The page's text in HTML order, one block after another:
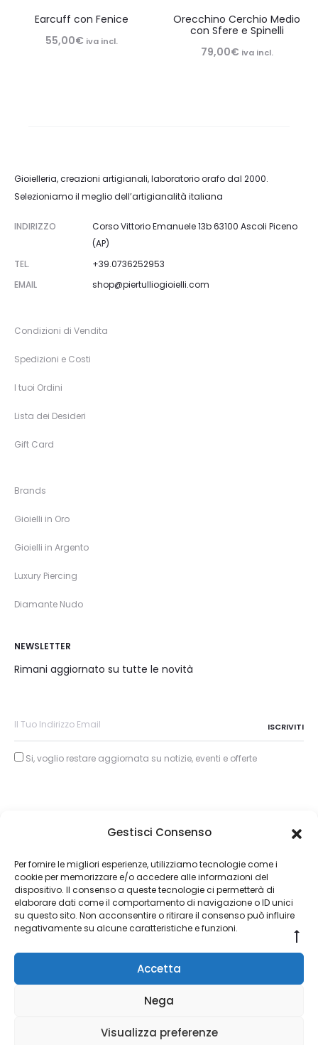
Gestisci Consenso
Per fornire le migliori esperienze, utilizziamo tecnologie come i
cookie per memorizzare e/o accedere alle informazioni del
dispositivo. Il consenso a queste tecnologie ci permetterà di
elaborare dati come il comportamento di navigazione o ID unici
su questo sito. Non acconsentire o ritirare il consenso può influire
negativamente su alcune caratteristiche e funzioni.
Accetta
Nega
Visualizza preferenze
Earcuff con Fenice
55,00€ iva incl.
Orecchino Cerchio Medio
con Sfere e Spinelli
79,00€ iva incl.
Gioielleria, creazioni artigianali, laboratorio orafo dal 2000.
Selezioniamo il meglio dell’artigianalità italiana
INDIRIZZO
Corso Vittorio Emanuele 13b 63100 Ascoli Piceno
(AP)
TEL.
+39.0736252953
EMAIL
shop@piertulliogioielli.com
Condizioni di Vendita
Spedizioni e Costi
I tuoi Ordini
Lista dei Desideri
Gift Card
Brands
Gioielli in Oro
Gioielli in Argento
Luxury Piercing
Diamante Nudo
NEWSLETTER
Rimani aggiornato su tutte le novità
Si, voglio restare aggiornata su notizie, eventi e offerte
About Piertullio
Condizioni di Vendita
c
o
g
Vittorio Emanuele 13b Ascoli Piceno (AP) - P.Iva 02283530448 -
to